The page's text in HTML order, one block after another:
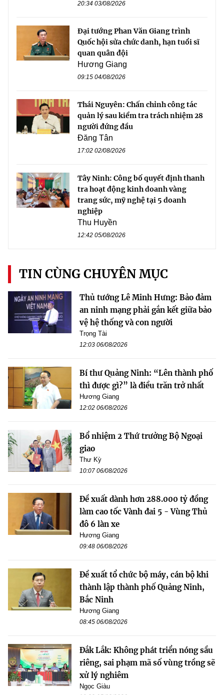
20:34 03/08/2026
Đại tướng Phan Văn Giang trình
Quốc hội sửa chức danh, hạn tuổi sĩ
quan quân đội
Hương Giang
09:15 04/08/2026
Thái Nguyên: Chấn chỉnh công tác
quản lý sau kiểm tra trách nhiệm 28
người đứng đầu
Đăng Tân
17:02 02/08/2026
Tây Ninh: Công bố quyết định thanh
tra hoạt động kinh doanh vàng
trang sức, mỹ nghệ tại 5 doanh
nghiệp
Thu Huyền
12:42 05/08/2026
TIN CÙNG CHUYÊN MỤC
Thủ tướng Lê Minh Hưng: Bảo đảm
an ninh mạng phải gắn kết giữa bảo
vệ hệ thống và con người
Trọng Tài
12:03 06/08/2026
Bí thư Quảng Ninh: “Lên thành phố
thì được gì?” là điều trăn trở nhất
Hương Giang
12:02 06/08/2026
Bổ nhiệm 2 Thứ trưởng Bộ Ngoại
giao
Thư Kỳ
10:07 06/08/2026
Đề xuất dành hơn 288.000 tỷ đồng
làm cao tốc Vành đai 5 - Vùng Thủ
đô 6 làn xe
Hương Giang
09:48 06/08/2026
Đề xuất tổ chức bộ máy, cán bộ khi
thành lập thành phố Quảng Ninh,
Bắc Ninh
Hương Giang
08:45 06/08/2026
Đắk Lắk: Không phát triển nóng sầu
riêng, sai phạm mã số vùng trồng sẽ
xử lý nghiêm
Ngọc Giàu